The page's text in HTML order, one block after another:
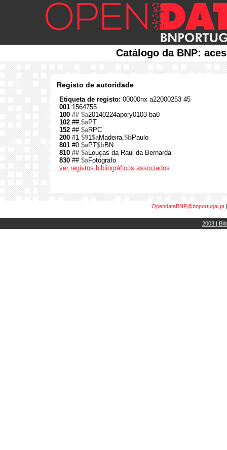
Catálogo da BNP:
Registo de autoridade
Etiqueta de registo: 00000nx a22000253 45
001 1564755
100 ## $a20140224apory0103 ba0
102 ## $aPT
152 ## $aRPC
200 #1 $91$aMadeira,$bPaulo
801 #0 $aPT$bBN
810 ## $aLouças da Raul da Bernarda
830 ## $aFotógrafo
ver registos bibliográficos associados
OpendataBNP@bnportugal.pt
2003 |